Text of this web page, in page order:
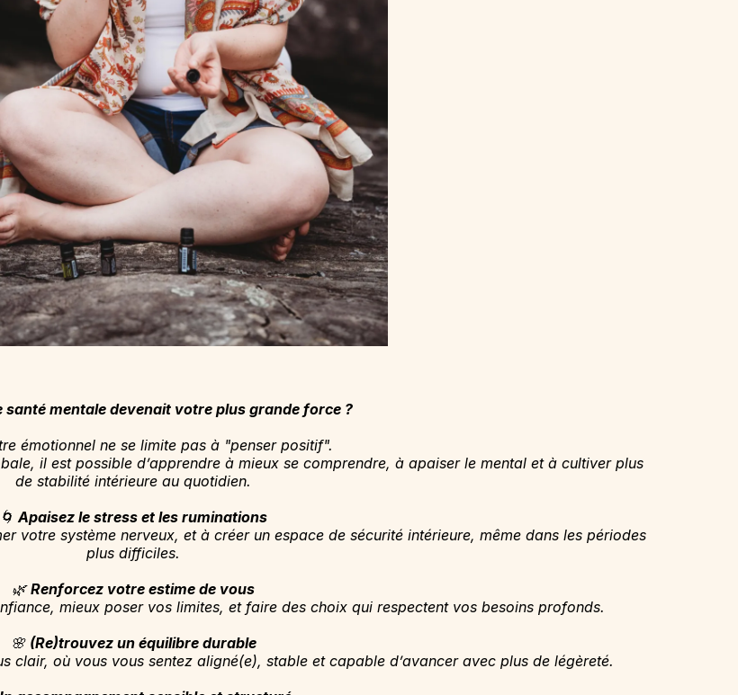
santé mentale devenait votre plus grande force ?
émotionnel ne se limite pas à "penser positif".
il est possible d’apprendre à mieux se comprendre, à apaiser le mental et à cultiver plus
de stabilité intérieure au quotidien.
🌀 Apaisez le stress et les ruminations
votre système nerveux, et à créer un espace de sécurité intérieure, même dans les périodes
plus difficiles.
🌿Renforcez votre estime de vous
mieux poser vos limites, et faire des choix qui respectent vos besoins profonds.
🌸 (Re)trouvez un équilibre durable
clair, où vous vous sentez aligné(e), stable et capable d’avancer avec plus de légèreté.